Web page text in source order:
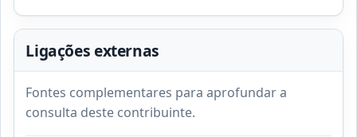
Ligações externas
Fontes complementares para aprofundar a
consulta deste contribuinte.